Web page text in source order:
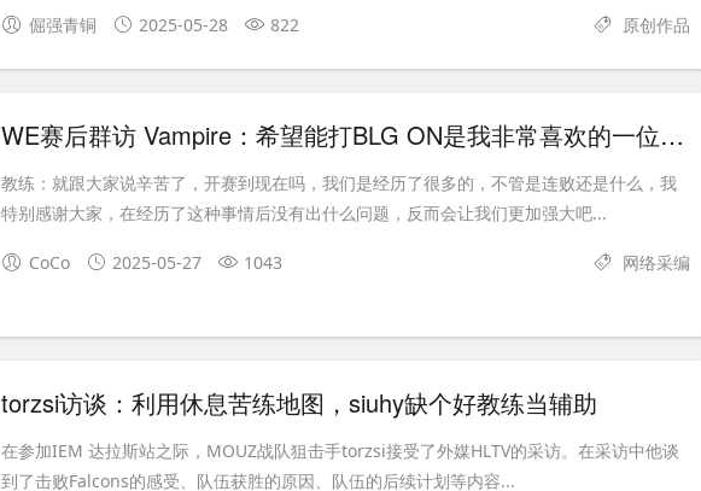
倔强青铜 2025-05-28 822 原创作品
WE赛后群访 Vampire：希望能打BLG ON是我非常喜欢的一位辅助选手
教练：就跟大家说辛苦了，开赛到现在吗，我们是经历了很多的，不管是连败还是什么，我
特别感谢大家，在经历了这种事情后没有出什么问题，反而会让我们更加强大吧...
CoCo 2025-05-27 1043 网络采编
torzsi访谈：利用休息苦练地图，siuhy缺个好教练当辅助
在参加IEM 达拉斯站之际，MOUZ战队狙击手torzsi接受了外媒HLTV的采访。在采访中他谈
到了击败Falcons的感受、队伍获胜的原因、队伍的后续计划等内容...